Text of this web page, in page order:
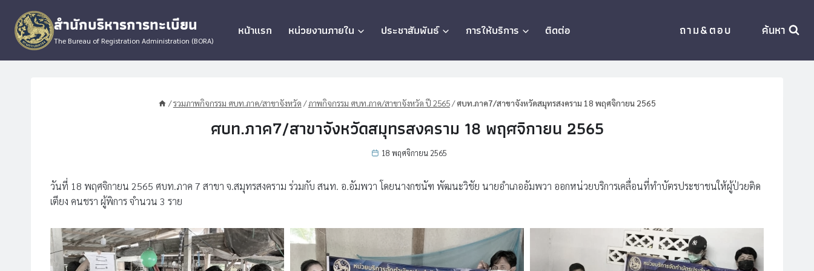
content
สำนักบริหารการทะเบียน
The Bureau of Registration Administration (BORA)
หน้าแรก หน่วยงานภายใน ประชาสัมพันธ์ การให้บริการ ติดต่อ ถาม&ตอบ ค้นหา
/รวมภาพกิจกรรม ศบท.ภาค/สาขาจังหวัด /ภาพกิจกรรม ศบท.ภาค/สาขาจังหวัด ปี 2565/ศบท.ภาค7/สาขาจังหวัดสมุทรสงคราม 18 พฤศจิกายน 2565
ศบท.ภาค7/สาขาจังหวัดสมุทรสงคราม 18 พฤศจิกายน 2565
18 พฤศจิกายน 2565
วันที่ 18 พฤศจิกายน 2565 ศบท.ภาค 7 สาขา จ.สมุทรสงคราม ร่วมกับ สนท. อ.อัมพวา โดยนางกชนัฑ พัฒนะวิชัย นายอำเภออัมพวา ออกหน่วยบริการเคลื่อนที่ทำบัตรประชาชนให้ผู้ป่วยติด
เตียง คนชรา ผู้พิการ จำนวน 3 ราย